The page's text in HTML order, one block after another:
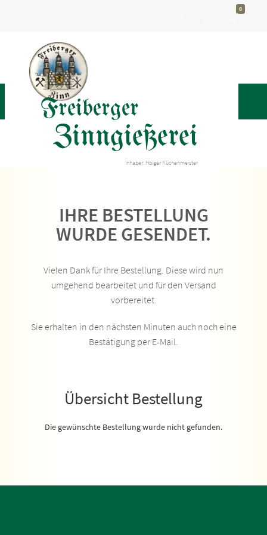
Freiberger
Zinngießerei
Inhaber: Holger Küchenmeister
0
IHRE BESTELLUNG
WURDE GESENDET.
Vielen Dank für Ihre Bestellung. Diese wird nun
umgehend bearbeitet und für den Versand
vorbereitet.
Sie erhalten in den nächsten Minuten auch noch eine
Bestätigung per E-Mail.
Übersicht Bestellung
Die gewünschte Bestellung wurde nicht gefunden.